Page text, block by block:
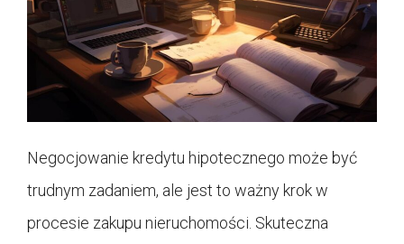
Negocjowanie kredytu hipotecznego może być
trudnym zadaniem, ale jest to ważny krok w
procesie zakupu nieruchomości. Skuteczna